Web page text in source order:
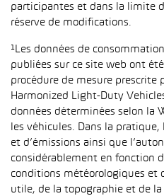
participantes et dans la limite
réserve de modifications.
¹Les données de
publiées sur ce site web ont
procédure de mesure prescrite
Harmonized Light-Duty
données déterminées selon la
les véhicules. Dans la
et d’émissions ainsi que
considérablement en fonction
conditions météorologiques et
utile, de la topographie et de